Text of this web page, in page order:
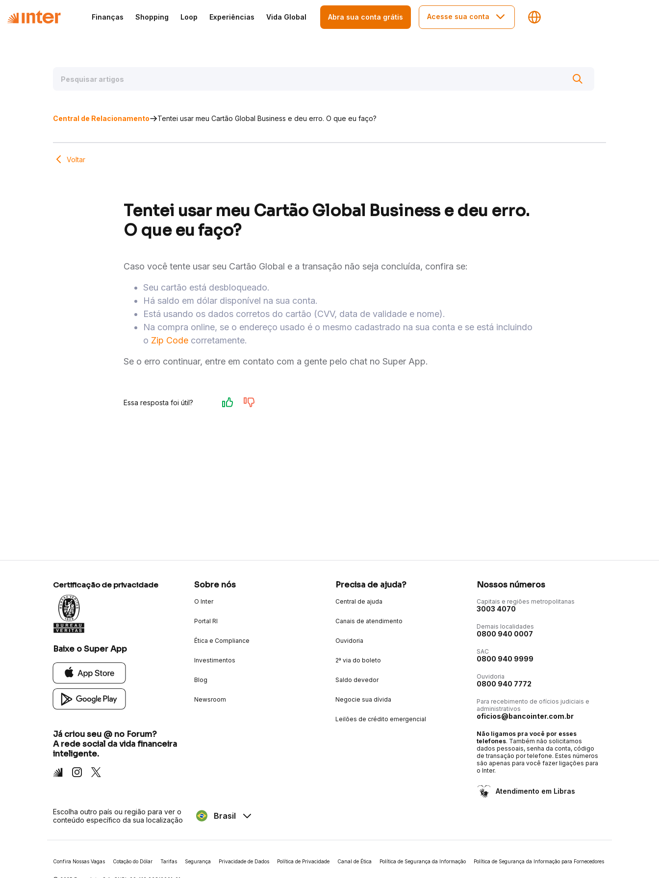
Finanças Shopping Loop Experiências Vida Global Abra sua conta grátis Acesse sua conta
Central de Relacionamento Tentei usar meu Cartão Global Business e deu erro. O que eu faço?
Voltar
Tentei usar meu Cartão Global Business e deu erro.
O que eu faço?
Caso você tente usar seu Cartão Global e a transação não seja concluída, confira se: ​
Seu cartão está desbloqueado.​
Há saldo em dólar disponível na sua conta.​
Está usando os dados corretos do cartão (CVV, data de validade e nome).​
Na compra online, se o endereço usado é o mesmo cadastrado na sua conta e se está incluindo
o Zip Code corretamente.​
Se o erro continuar, entre em contato com a gente pelo chat no Super App.
Essa resposta foi útil?
Certificação de privacidade
Baixe o Super App
Já criou seu @ no Forum?
A rede social da vida financeira
inteligente.
Inter Instagram
X
Sobre nós
O Inter
Portal RI
Ética e Compliance
Investimentos
Blog
Newsroom
Precisa de ajuda?
Central de ajuda
Canais de atendimento
Ouvidoria
2ª via do boleto
Saldo devedor
Negocie sua dívida
Leilões de crédito emergencial
Nossos números
Capitais e regiões metropolitanas
3003 4070
Demais localidades
0800 940 0007
SAC
0800 940 9999
Ouvidoria
0800 940 7772
Para recebimento de ofícios judiciais e
administrativos
oficios@bancointer.com.br
Não ligamos pra você por esses
telefones. Também não solicitamos
dados pessoais, senha da conta, código
de transação por telefone. Estes números
são apenas para você fazer ligações para
o Inter.
Atendimento em Libras
Escolha outro país ou região para ver o
conteúdo específico da sua localização
Brasil
Confira Nossas Vagas Cotação do Dólar Tarifas Segurança Privacidade de Dados Política de Privacidade Canal de Ética Política de Segurança da Informação Política de Segurança da Informação para Fornecedores